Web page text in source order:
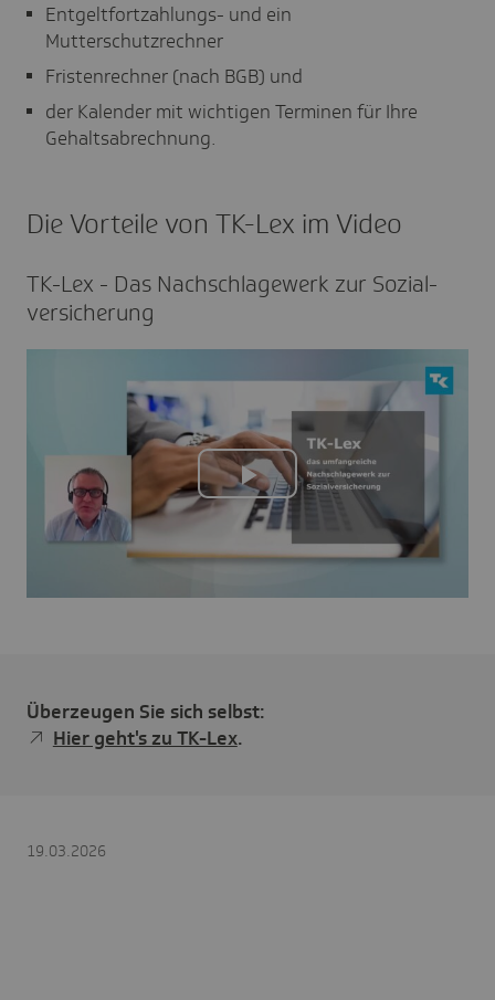
Entgeltfortzahlungs- und ein
Mutterschutzrechner
Fristenrechner (nach BGB) und
der Kalender mit wichtigen Terminen für Ihre
Gehaltsabrechnung.
Die Vorteile von TK-Lex im Video
TK-Lex - Das Nach­schla­ge­werk zur Sozi­al­
ver­si­che­rung
Play
Video
Überzeugen Sie sich selbst:
Hier geht's zu TK-Lex.
19.03.2026